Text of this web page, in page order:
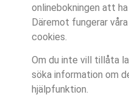
onlinebokningen att
Däremot fungerar
cookies.
Om du inte vill tillåta
söka information om
hjälpfunktion.